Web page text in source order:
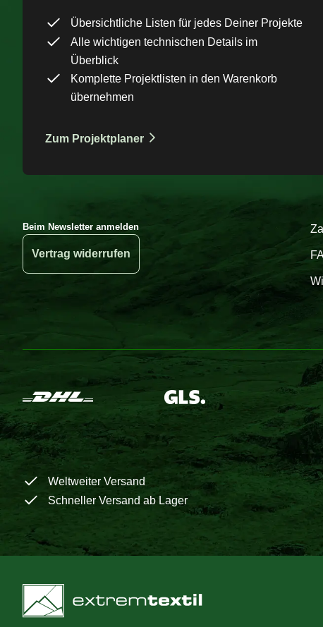
Übersichtliche Listen für jedes Deiner Projekte
Alle wichtigen technischen Details im
Überblick
Komplette Projektlisten in den Warenkorb
übernehmen
Zum Projektplaner
Beim Newsletter anmelden
Vertrag widerrufen
Weltweiter Versand
Schneller Versand ab Lager